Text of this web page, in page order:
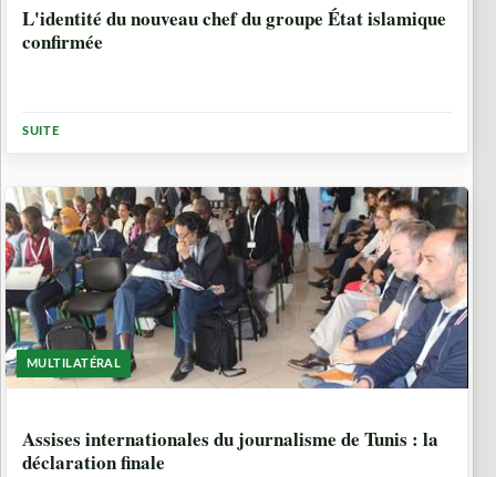
L'identité du nouveau chef du groupe État islamique
confirmée
SUITE
MULTILATÉRAL
Assises internationales du journalisme de Tunis : la
déclaration finale